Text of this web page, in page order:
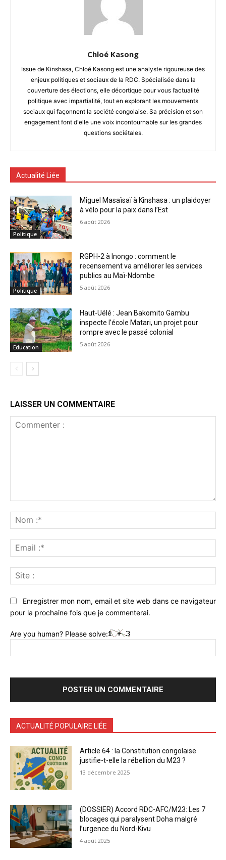
Chloé Kasong
Issue de Kinshasa, Chloé Kasong est une analyste rigoureuse des
enjeux politiques et sociaux de la RDC. Spécialisée dans la
couverture des élections, elle décortique pour vous l’actualité
politique avec impartialité, tout en explorant les mouvements
sociaux qui façonnent la société congolaise. Sa précision et son
engagement font d'elle une voix incontournable sur les grandes
questions sociétales.
Actualité Liée
Politique
Miguel Masaïsaï à Kinshasa : un plaidoyer
à vélo pour la paix dans l’Est
6 août 2026
Politique
RGPH-2 à Inongo : comment le
recensement va améliorer les services
publics au Maï-Ndombe
5 août 2026
Education
Haut-Uélé : Jean Bakomito Gambu
inspecte l’école Matari, un projet pour
rompre avec le passé colonial
5 août 2026
LAISSER UN COMMENTAIRE
:*
:*
:
Enregistrer mon nom, email et site web dans ce navigateur
pour la prochaine fois que je commenterai.
Are you human? Please solve:
ACTUALITÉ POPULAIRE LIÉE
Article 64 : la Constitution congolaise
justifie-t-elle la rébellion du M23 ?
13 décembre 2025
(DOSSIER) Accord RDC-AFC/M23: Les 7
blocages qui paralysent Doha malgré
l’urgence du Nord-Kivu
4 août 2025